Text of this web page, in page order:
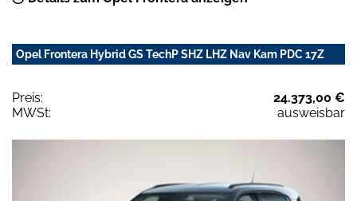
Opel Frontera Hybrid GS TechP SHZ LHZ Nav Kam PDC 17Z
Preis:
24.373,00 €
MWSt:
ausweisbar